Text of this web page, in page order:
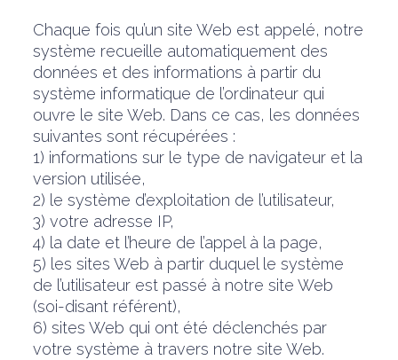
Chaque fois qu’un site Web est appelé, notre
système recueille automatiquement des
données et des informations à partir du
système informatique de l’ordinateur qui
ouvre le site Web. Dans ce cas, les données
suivantes sont récupérées :
1) informations sur le type de navigateur et la
version utilisée,
2) le système d’exploitation de l’utilisateur,
3) votre adresse IP,
4) la date et l’heure de l’appel à la page,
5) les sites Web à partir duquel le système
de l’utilisateur est passé à notre site Web
(soi-disant référent),
6) sites Web qui ont été déclenchés par
votre système à travers notre site Web.